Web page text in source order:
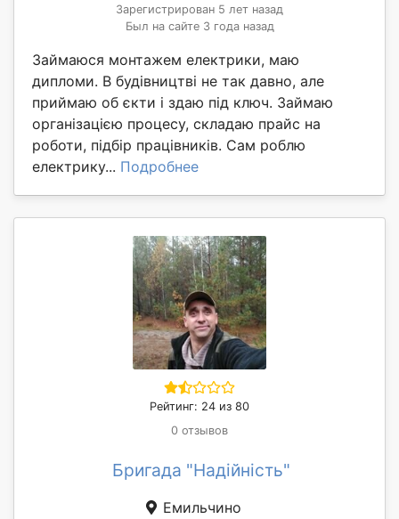
Зарегистрирован 5 лет назад
Был на сайте 3 года назад
Займаюся монтажем електрики, маю
дипломи. В будівництві не так давно, але
приймаю об єкти і здаю під ключ. Займаю
організацією процесу, складаю прайс на
роботи, підбір працівників. Сам роблю
електрику... Подробнее
Рейтинг: 24 из 80
0 отзывов
Бригада "Надійність"
Емильчино